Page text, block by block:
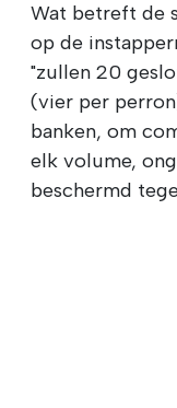
Wat betreft de
op de
"zullen 20
(vier per
banken, om
elk volume,
beschermd